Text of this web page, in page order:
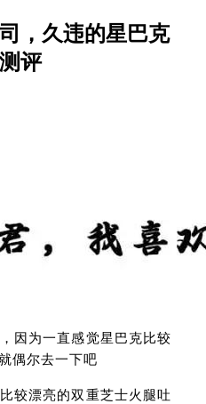
，久违的星巴克
评
因为一直感觉星巴克比较
偶尔去一下吧
较漂亮的双重芝士火腿吐